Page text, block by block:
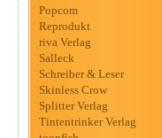
Popcom
Reprodukt
riva Verlag
Salleck
Schreiber & Leser
Skinless Crow
Splitter Verlag
Tintentrinker Verlag